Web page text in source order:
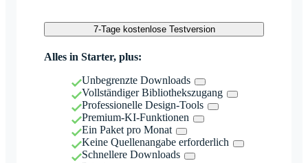
7-Tage kostenlose Testversion
Alles in Starter, plus:
Unbegrenzte Downloads
Vollständiger Bibliothekszugang
Professionelle Design-Tools
Premium-KI-Funktionen
Ein Paket pro Monat
Keine Quellenangabe erforderlich
Schnellere Downloads